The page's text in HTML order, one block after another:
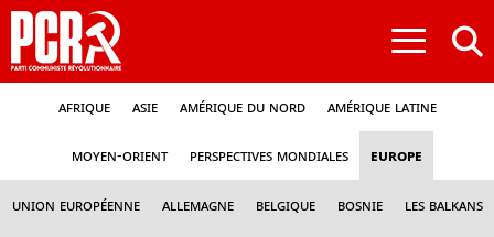
≡
Afrique Asie Amérique du nord Amérique latine
Moyen-Orient Perspectives mondiales Europe
Union Européenne Allemagne Belgique Bosnie Les Balkans